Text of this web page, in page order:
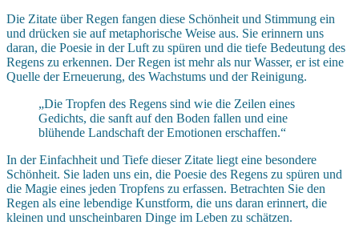
Die Zitate über Regen fangen diese Schönheit und Stimmung ein
und drücken sie auf metaphorische Weise aus. Sie erinnern uns
daran, die Poesie in der Luft zu spüren und die tiefe Bedeutung des
Regens zu erkennen. Der Regen ist mehr als nur Wasser, er ist eine
Quelle der Erneuerung, des Wachstums und der Reinigung.
„Die Tropfen des Regens sind wie die Zeilen eines
Gedichts, die sanft auf den Boden fallen und eine
blühende Landschaft der Emotionen erschaffen.“
In der Einfachheit und Tiefe dieser Zitate liegt eine besondere
Schönheit. Sie laden uns ein, die Poesie des Regens zu spüren und
die Magie eines jeden Tropfens zu erfassen. Betrachten Sie den
Regen als eine lebendige Kunstform, die uns daran erinnert, die
kleinen und unscheinbaren Dinge im Leben zu schätzen.